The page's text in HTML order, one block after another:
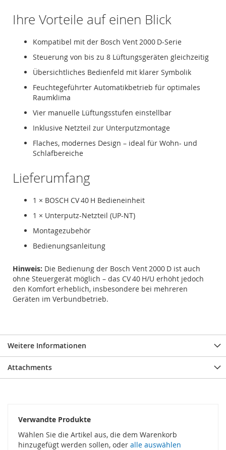
Ihre Vorteile auf einen Blick
Kompatibel mit der Bosch Vent 2000 D-Serie
Steuerung von bis zu 8 Lüftungsgeräten gleichzeitig
Übersichtliches Bedienfeld mit klarer Symbolik
Feuchtegeführter Automatikbetrieb für optimales
Raumklima
Vier manuelle Lüftungsstufen einstellbar
Inklusive Netzteil zur Unterputzmontage
Flaches, modernes Design – ideal für Wohn- und
Schlafbereiche
Lieferumfang
1 × BOSCH CV 40 H Bedieneinheit
1 × Unterputz-Netzteil (UP-NT)
Montagezubehör
Bedienungsanleitung
Hinweis: Die Bedienung der Bosch Vent 2000 D ist auch
ohne Steuergerät möglich – das CV 40 H/U erhöht jedoch
den Komfort erheblich, insbesondere bei mehreren
Geräten im Verbundbetrieb.
Weitere Informationen
Attachments
Verwandte Produkte
Wählen Sie die Artikel aus, die dem Warenkorb
hinzugefügt werden sollen, oder alle auswählen